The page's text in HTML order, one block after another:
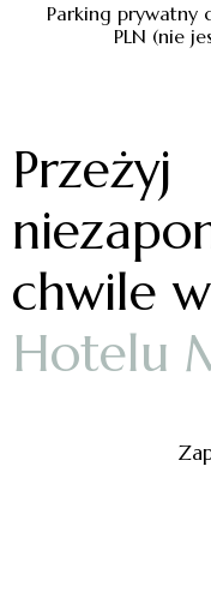
Parking prywatny
PLN (nie
Przeżyj
chwile w
Hotelu